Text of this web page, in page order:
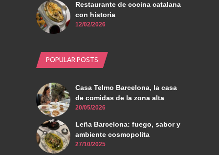
Restaurante de cocina catalana
con historia
12/02/2026
POPULAR POSTS
Casa Telmo Barcelona, la casa
de comidas de la zona alta
20/05/2026
Leña Barcelona: fuego, sabor y
ambiente cosmopolita
27/10/2025